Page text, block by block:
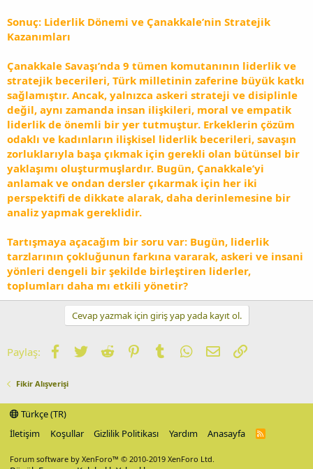
Sonuç: Liderlik Dönemi ve Çanakkale’nin Stratejik
Kazanımları
Çanakkale Savaşı’nda 9 tümen komutanının liderlik ve
stratejik becerileri, Türk milletinin zaferine büyük katkı
sağlamıştır. Ancak, yalnızca askeri strateji ve disiplinle
değil, aynı zamanda insan ilişkileri, moral ve empatik
liderlik de önemli bir yer tutmuştur. Erkeklerin çözüm
odaklı ve kadınların ilişkisel liderlik becerileri, savaşın
zorluklarıyla başa çıkmak için gerekli olan bütünsel bir
yaklaşımı oluşturmuşlardır. Bugün, Çanakkale’yi
anlamak ve ondan dersler çıkarmak için her iki
perspektifi de dikkate alarak, daha derinlemesine bir
analiz yapmak gereklidir.
Tartışmaya açacağım bir soru var: Bugün, liderlik
tarzlarının çokluğunun farkına vararak, askeri ve insani
yönleri dengeli bir şekilde birleştiren liderler,
toplumları daha mı etkili yönetir?
Cevap yazmak için giriş yap yada kayıt ol.
Paylaş: Facebook
TwitterReddit PinterestTumblrWhatsApp
E-postaLink
Fikir Alışverişi
Türkçe (TR)
İletişim
Koşullar Gizlilik Politikası Yardım Anasayfa
R
Forum software by XenForo™ © 2010-2019 XenForo Ltd.